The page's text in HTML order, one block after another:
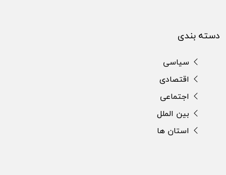
دسته بندی
سیاسی
اقتصادی
اجتماعی
بین الملل
استان ها